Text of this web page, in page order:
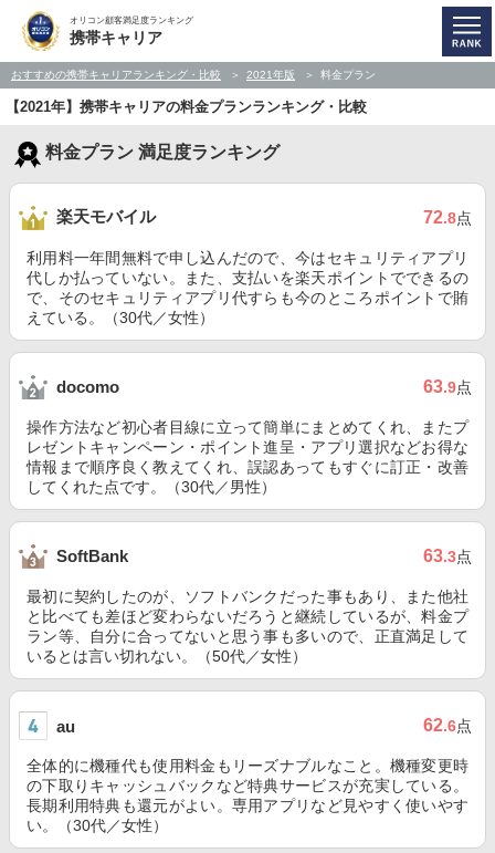
オリコン顧客満足度ランキング
携帯キャリア
おすすめの携帯キャリアランキング・比較 2021年版 料金プラン
【2021年】携帯キャリアの料金プランランキング・比較
料金プラン 満足度ランキング
楽天モバイル 72.8点
利用料一年間無料で申し込んだので、今はセキュリティアプリ
代しか払っていない。また、支払いを楽天ポイントでできるの
で、そのセキュリティアプリ代すらも今のところポイントで賄
えている。（30代／女性）
docomo 63.9点
操作方法など初心者目線に立って簡単にまとめてくれ、またプ
レゼントキャンペーン・ポイント進呈・アプリ選択などお得な
情報まで順序良く教えてくれ、誤認あってもすぐに訂正・改善
してくれた点です。（30代／男性）
SoftBank 63.3点
最初に契約したのが、ソフトバンクだった事もあり、また他社
と比べても差ほど変わらないだろうと継続しているが、料金プ
ラン等、自分に合ってないと思う事も多いので、正直満足して
いるとは言い切れない。（50代／女性）
au 62.6点
全体的に機種代も使用料金もリーズナブルなこと。機種変更時
の下取りキャッシュバックなど特典サービスが充実している。
長期利用特典も還元がよい。専用アプリなど見やすく使いやす
い。（30代／女性）